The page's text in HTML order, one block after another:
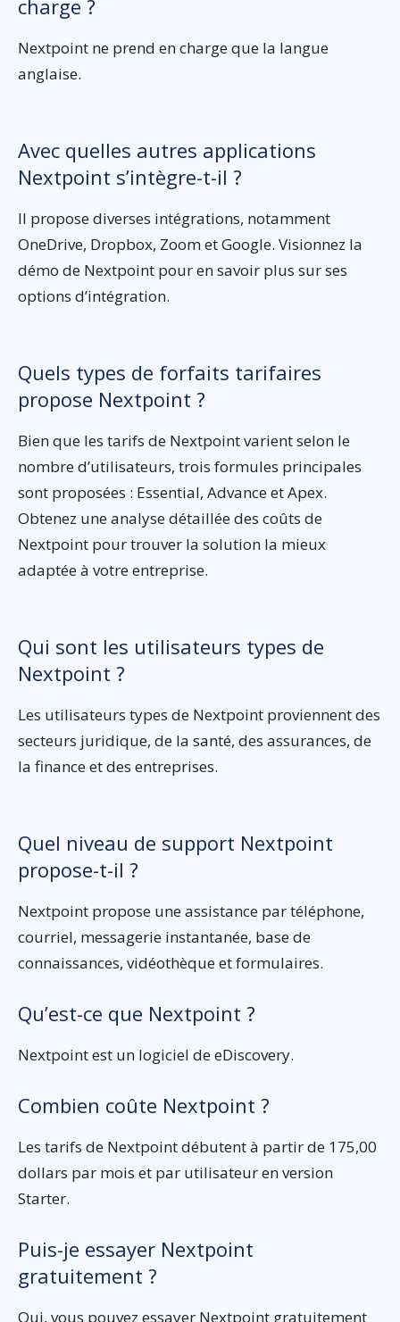
charge ?
Nextpoint ne prend en charge que la langue
anglaise.
Avec quelles autres applications
Nextpoint s’intègre-t-il ?
Il propose diverses intégrations, notamment
OneDrive, Dropbox, Zoom et Google. Visionnez la
démo de Nextpoint pour en savoir plus sur ses
options d’intégration.
Quels types de forfaits tarifaires
propose Nextpoint ?
Bien que les tarifs de Nextpoint varient selon le
nombre d’utilisateurs, trois formules principales
sont proposées : Essential, Advance et Apex.
Obtenez une analyse détaillée des coûts de
Nextpoint pour trouver la solution la mieux
adaptée à votre entreprise.
Qui sont les utilisateurs types de
Nextpoint ?
Les utilisateurs types de Nextpoint proviennent des
secteurs juridique, de la santé, des assurances, de
la finance et des entreprises.
Quel niveau de support Nextpoint
propose-t-il ?
Nextpoint propose une assistance par téléphone,
courriel, messagerie instantanée, base de
connaissances, vidéothèque et formulaires.
Qu’est-ce que Nextpoint ?
Nextpoint est un logiciel de eDiscovery.
Combien coûte Nextpoint ?
Les tarifs de Nextpoint débutent à partir de 175,00
dollars par mois et par utilisateur en version
Starter.
Puis-je essayer Nextpoint
gratuitement ?
Oui, vous pouvez essayer Nextpoint gratuitement